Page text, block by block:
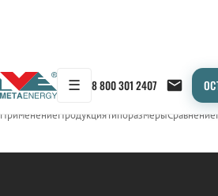
☰ 8 800 301 2407
← Продукция/ИЗОЛЯТОРЫ
ПрименениеПродукцияТипоразмерыСравнение